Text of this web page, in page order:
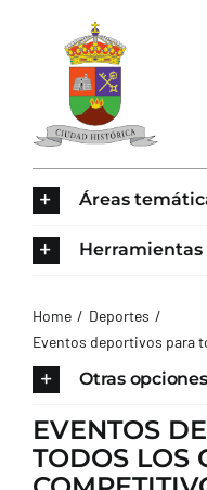
contenido
AYUNTAMIENTO
TURISMO
Áreas
Herramientas
Home
Deportes
Eventos deportivos para
Otras opciones
EVENTOS
TODOS LOS